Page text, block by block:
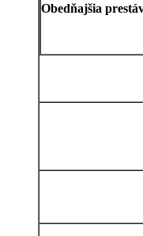
Obedňajšia